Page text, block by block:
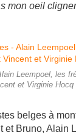
mon oeil
Leempoel, les
et Virginie Hocq
belges à
et Bruno, Alain